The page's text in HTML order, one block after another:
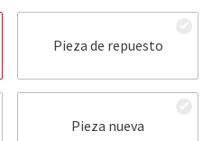
Pieza de repuesto
Pieza nueva